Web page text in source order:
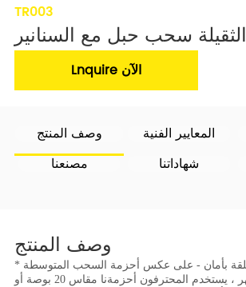
TR003
الثقيلة سحب حبل مع السنانير
Lnquire الآن
وصف المنتج المعايير الفنية
مصنعنا
شهاداتنا
وصف المنتج
* اسحب سيارتك المعلقة بأمان - على عكس أحزمة السحب المتوسطة
التي تنكسر بعد 6 أشهر ، يستخدم المحترفون أحزمةنا مقاس 20 بوصة أو